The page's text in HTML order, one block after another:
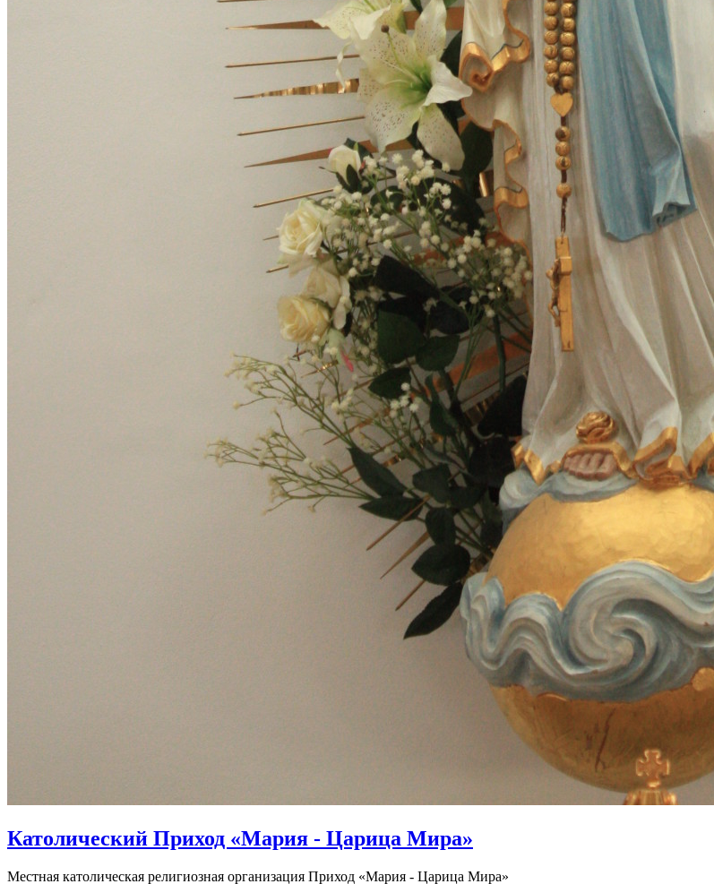
Католический Приход «Мария - Царица Мира»
Местная католическая религиозная организация Приход «Мария - Царица Мира»